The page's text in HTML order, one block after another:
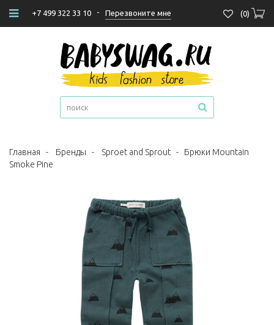
+7 499 322 33 10 - Перезвоните мне (0)
Главная - Бренды - Sproet and Sprout - Брюки Mountain
Smoke Pine